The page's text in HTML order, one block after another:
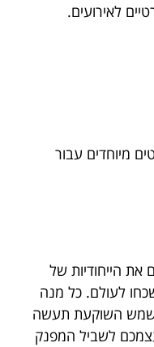
לאירועים.
מיוחדים עבור
את הייחודיות של
לעולם. כל מנה
השוקעת תעשה
לשביל המפנק